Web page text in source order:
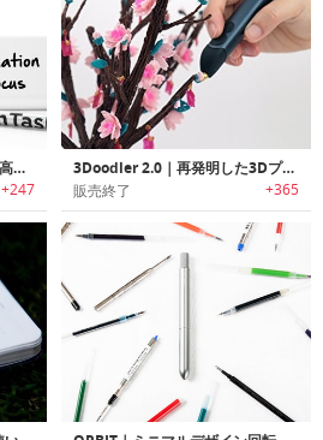
OnTask｜生産性/仕事効率を高める三面デスクトップホワイトボード「オンタスク」
+247
3Doodler 2.0｜再発明した3Dプリントペン 3ドゥードゥラー 2.0ペン
販売終了 +365